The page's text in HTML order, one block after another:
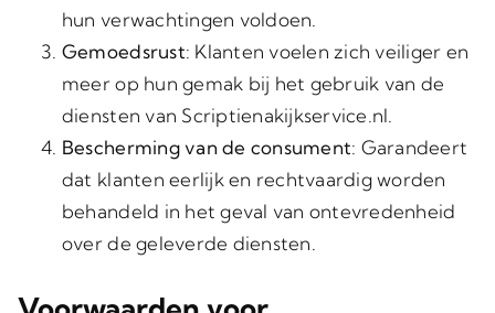
hun verwachtingen voldoen.
Gemoedsrust: Klanten voelen zich veiliger en
meer op hun gemak bij het gebruik van de
diensten van Scriptienakijkservice.nl.
Bescherming van de consument: Garandeert
dat klanten eerlijk en rechtvaardig worden
behandeld in het geval van ontevredenheid
over de geleverde diensten.